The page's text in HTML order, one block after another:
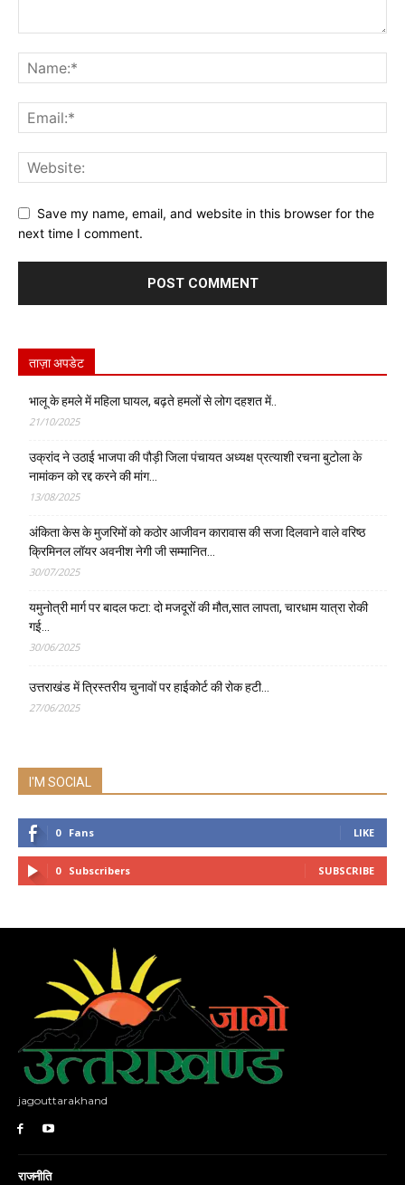
Save my name, email, and website in this browser for the
next time I comment.
ताज़ा अपडेट
भालू के हमले में महिला घायल, बढ़ते हमलों से लोग दहशत में..
21/10/2025
उक्रांद ने उठाई भाजपा की पौड़ी जिला पंचायत अध्यक्ष प्रत्याशी रचना बुटोला के
नामांकन को रद्द करने की मांग…
13/08/2025
अंकिता केस के मुजरिमों को कठोर आजीवन कारावास की सजा दिलवाने वाले वरिष्ठ
क्रिमिनल लॉयर अवनीश नेगी जी सम्मानित…
30/07/2025
यमुनोत्री मार्ग पर बादल फटा: दो मजदूरों की मौत,सात लापता, चारधाम यात्रा रोकी
गई…
30/06/2025
उत्तराखंड में त्रिस्तरीय चुनावों पर हाईकोर्ट की रोक हटी…
27/06/2025
I'M SOCIAL
0 Fans LIKE
0 Subscribers SUBSCRIBE
jagouttarakhand
राजनीति